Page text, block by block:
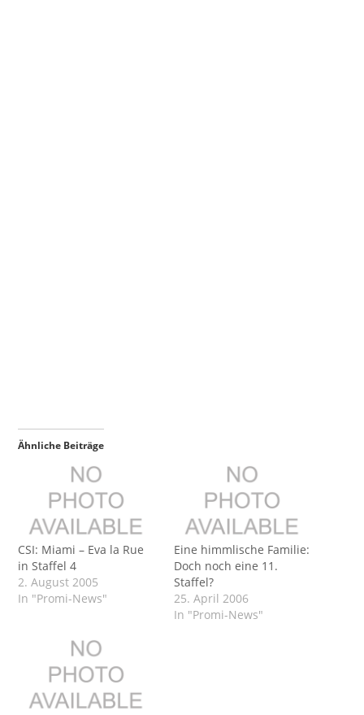
Ähnliche Beiträge
CSI: Miami – Eva la Rue
in Staffel 4
2. August 2005
In "Promi-News"
Eine himmlische Familie:
Doch noch eine 11.
Staffel?
25. April 2006
In "Promi-News"